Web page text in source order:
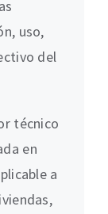
uso,
del
técnico
en
a